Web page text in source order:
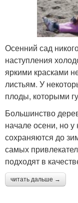
Осенний сад
наступления
яркими красками
листьям. У
плоды, которыми
Большинство
начале осени, но у
сохраняются до
самых
подходят в
читать дальше →